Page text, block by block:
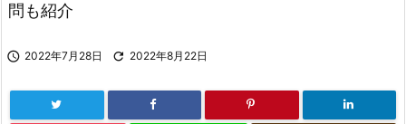
問も紹介
 2022年7月28日  2022年8月22日